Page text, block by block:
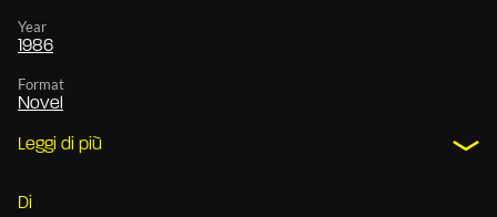
Year
1986
Format
Novel
Leggi di più
Di